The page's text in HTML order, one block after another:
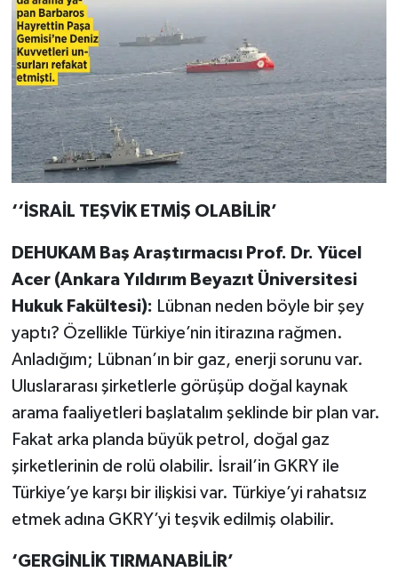
‘‘İSRAİL TEŞVİK ETMİŞ OLABİLİR’
DEHUKAM Baş Araştırmacısı Prof. Dr. Yücel
Acer (Ankara Yıldırım Beyazıt Üniversitesi
Hukuk Fakültesi): Lübnan neden böyle bir şey
yaptı? Özellikle Türkiye’nin itirazına rağmen.
Anladığım; Lübnan’ın bir gaz, enerji sorunu var.
Uluslararası şirketlerle görüşüp doğal kaynak
arama faaliyetleri başlatalım şeklinde bir plan var.
Fakat arka planda büyük petrol, doğal gaz
şirketlerinin de rolü olabilir. İsrail’in GKRY ile
Türkiye’ye karşı bir ilişkisi var. Türkiye’yi rahatsız
etmek adına GKRY’yi teşvik edilmiş olabilir.
‘GERGİNLİK TIRMANABİLİR’